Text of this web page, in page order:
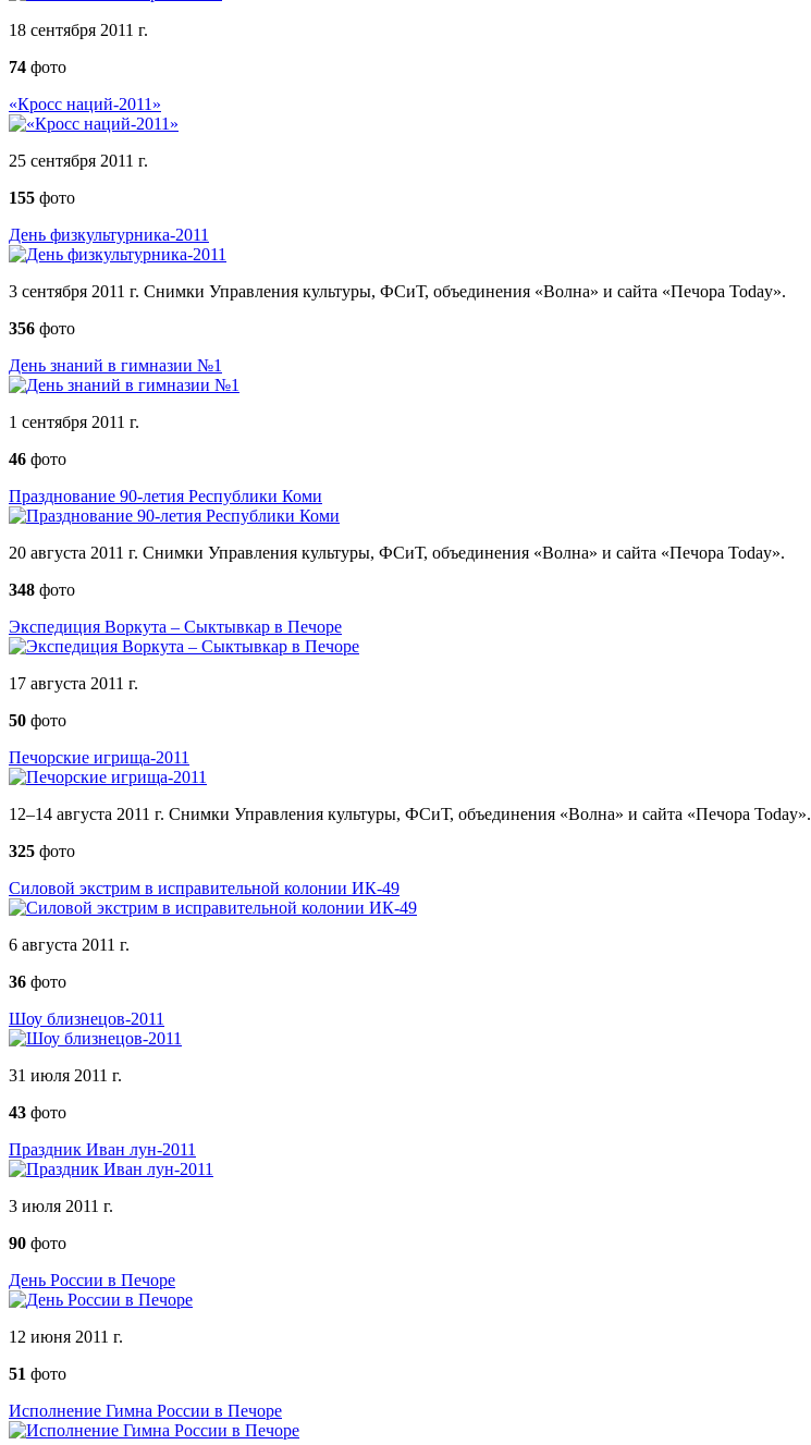
18 сентября 2011 г.
74 фото
«Кросс наций-2011»
25 сентября 2011 г.
155 фото
День физкультурника-2011
3 сентября 2011 г. Снимки Управления культуры, ФСиТ, объединения «Волна» и сайта «Печора Today».
356 фото
День знаний в гимназии №1
1 сентября 2011 г.
46 фото
Празднование 90-летия Республики Коми
20 августа 2011 г. Снимки Управления культуры, ФСиТ, объединения «Волна» и сайта «Печора Today».
348 фото
Экспедиция Воркута – Сыктывкар в Печоре
17 августа 2011 г.
50 фото
Печорские игрища-2011
12–14 августа 2011 г. Снимки Управления культуры, ФСиТ, объединения «Волна» и сайта «Печора Today».
325 фото
Силовой экстрим в исправительной колонии ИК-49
6 августа 2011 г.
36 фото
Шоу близнецов-2011
31 июля 2011 г.
43 фото
Праздник Иван лун-2011
3 июля 2011 г.
90 фото
День России в Печоре
12 июня 2011 г.
51 фото
Исполнение Гимна России в Печоре